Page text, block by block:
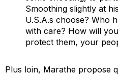
Smoothing slightly at
U.S.A.s choose? Who
with care? How will
protect them, your
Plus loin, Marathe propose